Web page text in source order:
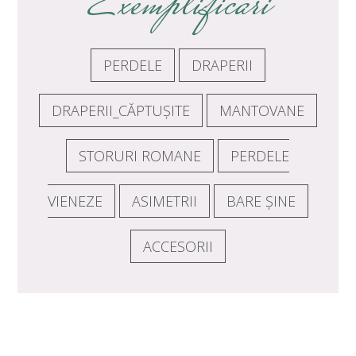
PERDELE DRAPERII
DRAPERII_CĂPTUȘITE MANTOVANE
STORURI ROMANE PERDELE
VIENEZE ASIMETRII BARE ȘINE
ACCESORII